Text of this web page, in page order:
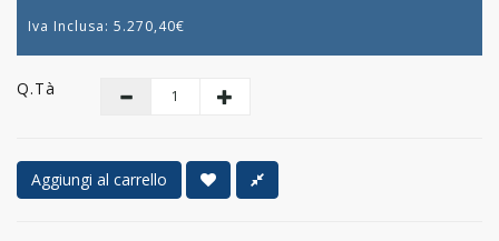
Iva Inclusa: 5.270,40€
Q.tà
Aggiungi al carrello